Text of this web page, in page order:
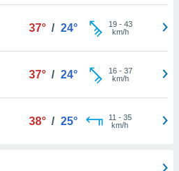
37° / 24° 19- 43
km/h
37° / 24° 16- 37
km/h
38° / 25° 11 - 35
km/h